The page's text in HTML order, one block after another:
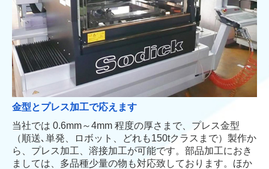
金型とプレス加工で応えます
当社では 0.6mm～4mm 程度の厚さまで、プレス金型
（順送､単発、ロボット、どれも150tクラスまで）製作か
ら、プレス加工、溶接加工が可能です。部品加工におき
ましては、多品種少量の物も対応致しております。 ほか